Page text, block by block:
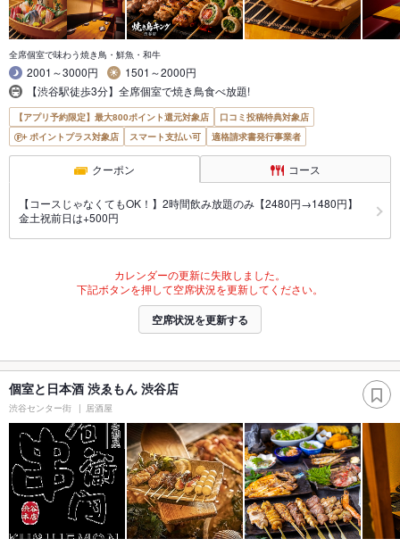
全席個室で味わう焼き鳥・鮮魚・和牛
2001～3000円
1501～2000円
【渋谷駅徒歩3分】全席個室で焼き鳥食べ放題!
【アプリ予約限定】最大800ポイント還元対象店
口コミ投稿特典対象店
ポイントプラス対象店
スマート支払い可 適格請求書発行事業者
クーポン コース
【コースじゃなくてもOK！】2時間飲み放題のみ【2480円→1480円】
金土祝前日は+500円
カレンダーの更新に失敗しました。
下記ボタンを押して空席状況を更新してください。
空席状況を更新する
個室と日本酒 渋ゑもん 渋谷店
渋谷センター街 居酒屋